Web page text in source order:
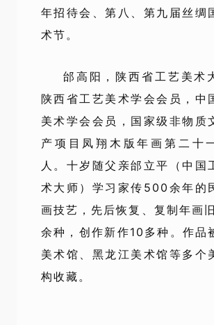
年招待会、第八、第九届丝绸
术节。
邰高阳，陕西省工艺美术
陕西省工艺美术学会会员，中
美术学会会员，国家级非物质
产项目凤翔木版年画第二十
人。十岁随父亲邰立平（中国
术大师）学习家传500余年的
画技艺，先后恢复、复制年画
余种，创作新作10多种。作品
美术馆、黑龙江美术馆等多个
构收藏。